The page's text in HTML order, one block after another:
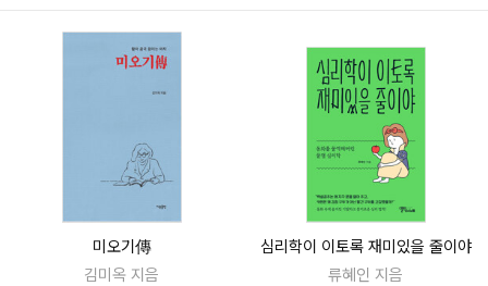
미오기傳
김미옥 지음
심리학이 이토록 재미있을 줄이야
류혜인 지음